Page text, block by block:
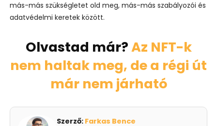
más-más szükségletet old meg, más-más szabályozói és
adatvédelmi keretek között.
Olvastad már?Az NFT-k
nem haltak meg, de a régi út
már nem járható
Szerző: Farkas Bence